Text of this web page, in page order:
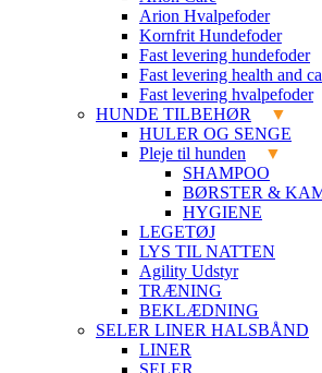
Arion Hvalpefoder
Kornfrit Hundefoder
Fast levering hundefoder
Fast levering health and
Fast levering hvalpefoder
HUNDE TILBEHØR
HULER OG SENGE
Pleje til hunden
SHAMPOO
BØRSTER &
HYGIENE
LEGETØJ
LYS TIL NATTEN
Agility Udstyr
TRÆNING
BEKLÆDNING
SELER LINER HALSBÅND
LINER
SELER